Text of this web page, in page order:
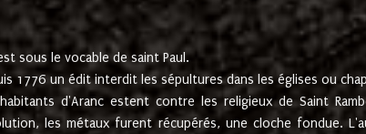
sous le vocable de saint Paul.
1776 un édit interdit les sépultures dans les églises ou
d'Aranc estent contre les religieux de Saint
les métaux furent récupérés, une cloche fondue.